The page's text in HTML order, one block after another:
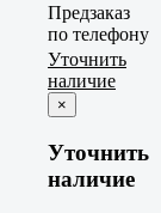
Предзаказ
по телефону
Уточнить
наличие
×
Уточнить
наличие